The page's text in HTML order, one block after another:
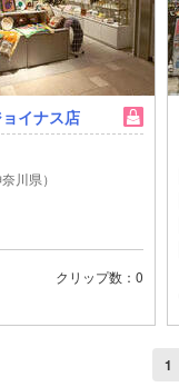
イナス店
川県）
クリップ数 0
1